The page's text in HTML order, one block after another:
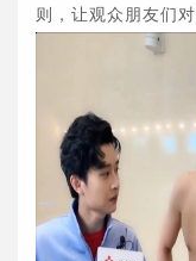
则，让观众朋友们